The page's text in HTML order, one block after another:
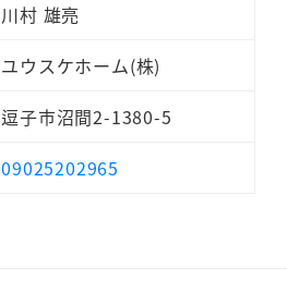
川村 雄亮
ユウスケホーム(株)
逗子市沼間2-1380-5
09025202965